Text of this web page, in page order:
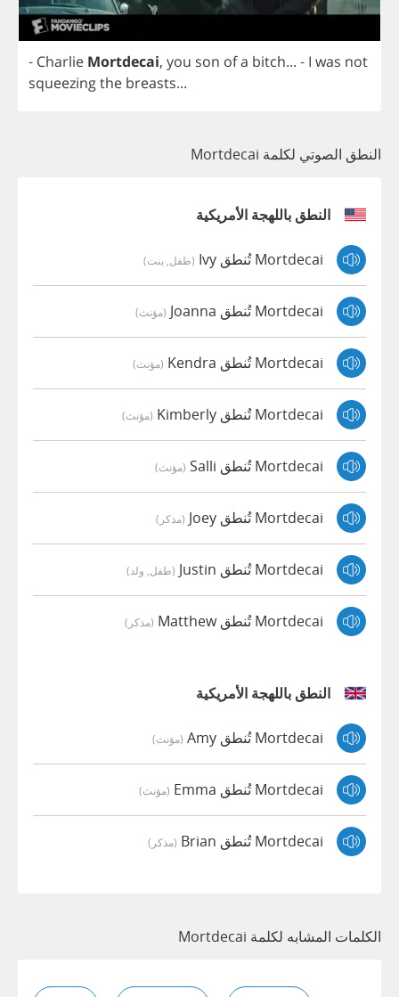
- Charlie Mortdecai, you son ofa bitch... - I was not
squeezingthe breasts...
النطق الصوتي لكلمة Mortdecai
النطق باللهجة الأمريكية
Mortdecai تُنطق Ivy (طفل, بنت)
Mortdecai تُنطق Joanna (مؤنث)
Mortdecai تُنطق Kendra (مؤنث)
Mortdecai تُنطق Kimberly (مؤنث)
Mortdecai تُنطق Salli (مؤنث)
Mortdecai تُنطق Joey (مذكر)
Mortdecai تُنطق Justin (طفل, ولد)
Mortdecai تُنطق Matthew (مذكر)
النطق باللهجة الأمريكية
Mortdecai تُنطق Amy (مؤنث)
Mortdecai تُنطق Emma (مؤنث)
Mortdecai تُنطق Brian (مذكر)
الكلمات المشابه لكلمة Mortdecai